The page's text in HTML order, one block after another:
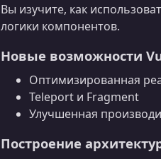
Вы изучите, как
логики компонентов.
Новые возможности
Оптимизированная
Teleport и Fragment
Улучшенная
Построение